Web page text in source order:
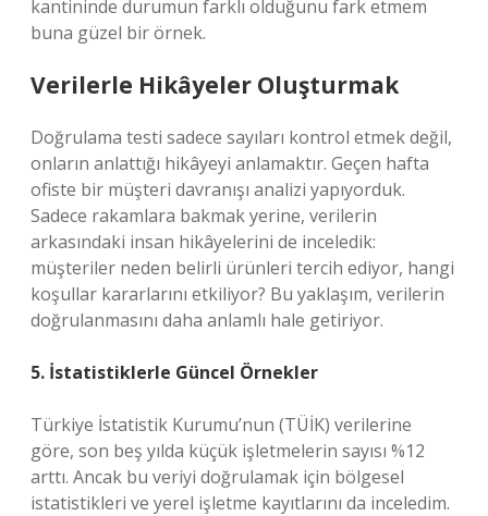
kantininde durumun farklı olduğunu fark etmem
buna güzel bir örnek.
Verilerle Hikâyeler Oluşturmak
Doğrulama testi sadece sayıları kontrol etmek değil,
onların anlattığı hikâyeyi anlamaktır. Geçen hafta
ofiste bir müşteri davranışı analizi yapıyorduk.
Sadece rakamlara bakmak yerine, verilerin
arkasındaki insan hikâyelerini de inceledik:
müşteriler neden belirli ürünleri tercih ediyor, hangi
koşullar kararlarını etkiliyor? Bu yaklaşım, verilerin
doğrulanmasını daha anlamlı hale getiriyor.
5. İstatistiklerle Güncel Örnekler
Türkiye İstatistik Kurumu’nun (TÜİK) verilerine
göre, son beş yılda küçük işletmelerin sayısı %12
arttı. Ancak bu veriyi doğrulamak için bölgesel
istatistikleri ve yerel işletme kayıtlarını da inceledim.